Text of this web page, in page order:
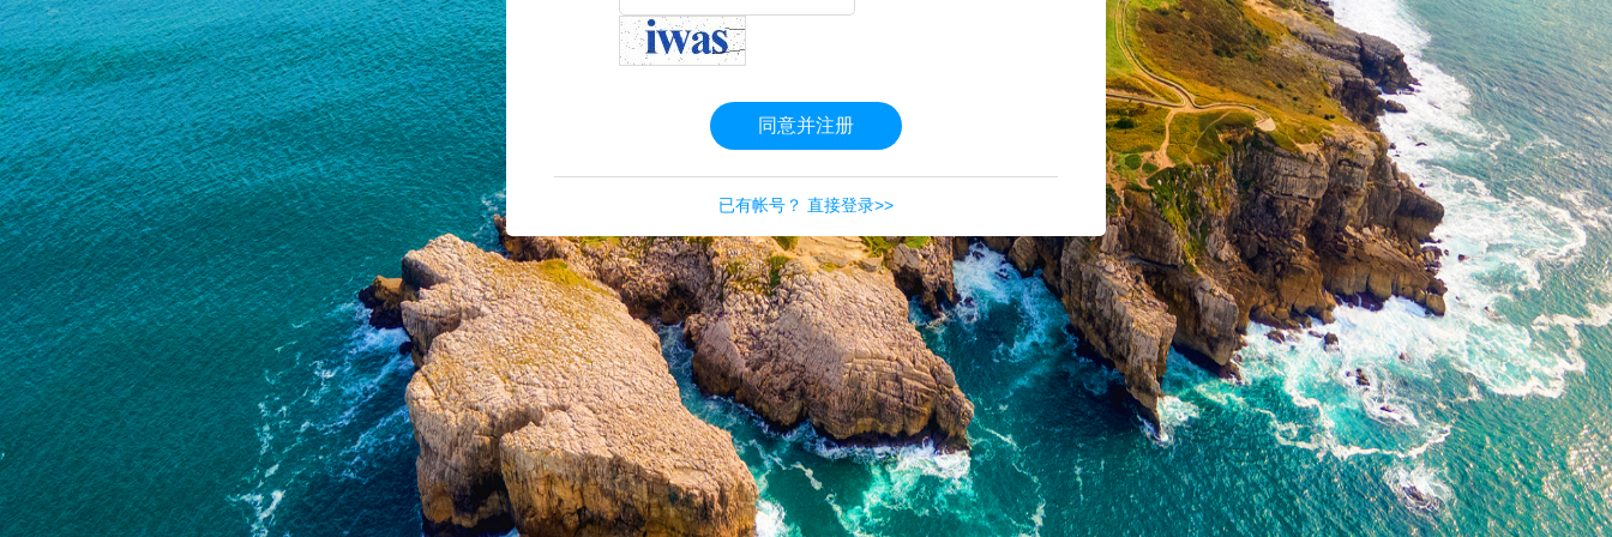
同意并注册
已有帐号？ 直接登录>>